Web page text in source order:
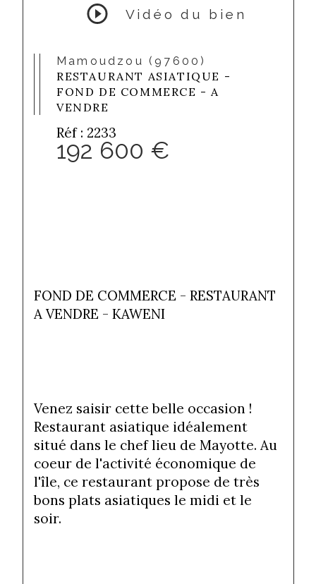
Vidéo du bien
Mamoudzou (97600)
RESTAURANT ASIATIQUE -
FOND DE COMMERCE - A
VENDRE
Réf : 2233
192 600 €
FOND DE COMMERCE - RESTAURANT
A VENDRE - KAWENI
Venez saisir cette belle occasion !
Restaurant asiatique idéalement
situé dans le chef lieu de Mayotte. Au
coeur de l'activité économique de
l'île, ce restaurant propose de très
bons plats asiatiques le midi et le
soir.